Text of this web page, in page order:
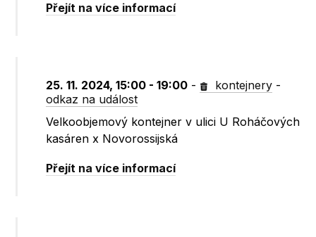
Přejít na více informací
25. 11. 2024, 15:00 - 19:00 - kontejnery -
odkaz na událost
Velkoobjemový kontejner v ulici U Roháčových
kasáren x Novorossijská
Přejít na více informací